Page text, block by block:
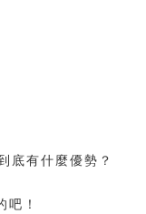
底有什麼優勢？
！